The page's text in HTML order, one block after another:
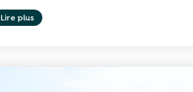
Lire plus